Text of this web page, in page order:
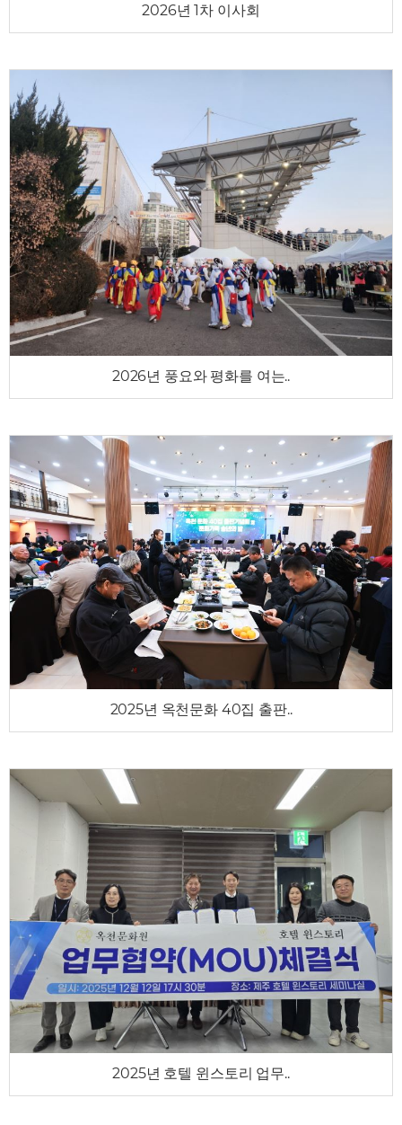
2026년 1차 이사회
2026년 풍요와 평화를 여는..
2025년 옥천문화 40집 출판..
2025년 호텔 윈스토리 업무..